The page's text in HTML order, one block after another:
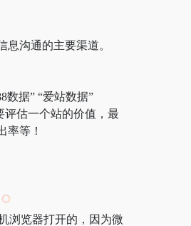
沟通的主要渠道。
数据” “爱站数据”
评估一个站的价值，最
率等！
浏览器打开的，因为微